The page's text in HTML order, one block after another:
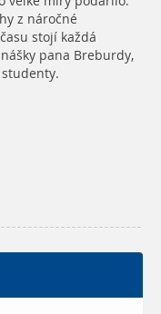
z náročné
stojí každá
pana Breburdy,